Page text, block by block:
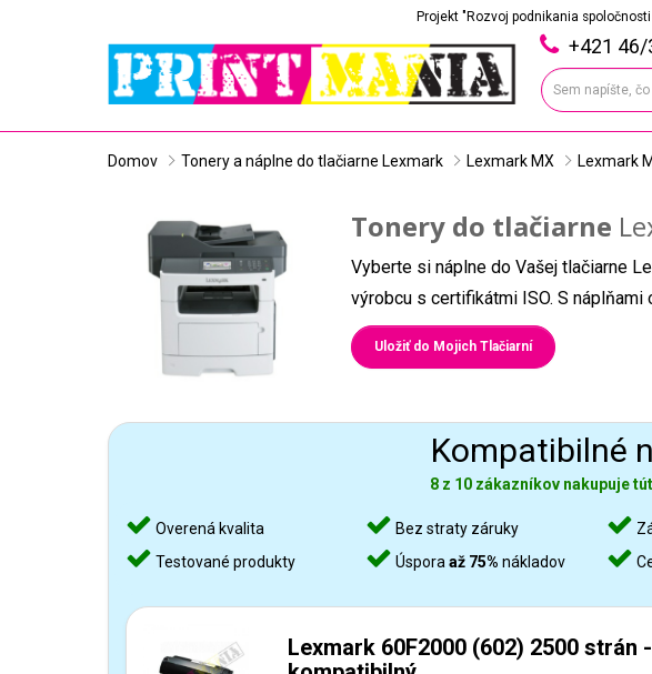
Projekt "Rozvoj podnikania
+421 46/
Domov Tonery a náplne do tlačiarne Lexmark Lexmark MX Lexmark
Tonery do tlačiarne
Vyberte si náplne do Vašej tlačiarne
výrobcu s certifikátmi ISO. S náplňami
Uložiť do Mojich Tlačiarní
Kompatibilné
8 z 10 zákazníkov nakupuje
Overená kvalita
Testované produkty
Bez straty záruky
Úsporaaž 75% nákladov
Lexmark 60F2000 (602) 2500 strán -